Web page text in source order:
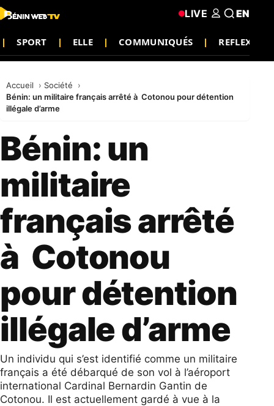
SPORT ELLE COMMUNIQUÉS REFLEXION
LIVE EN
Accueil
Société
Bénin: un militaire français arrêté à Cotonou pour détention
illégale d’arme
Bénin: un
militaire
français arrêté
à Cotonou
pour détention
illégale d’arme
Un individu qui s’est identifié comme un militaire
français a été débarqué de son vol à l’aéroport
international Cardinal Bernardin Gantin de
Cotonou. Il est actuellement gardé à vue à la